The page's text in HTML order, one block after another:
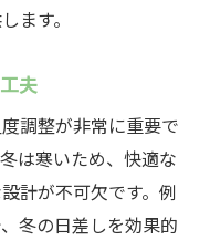
ます。
夫
調整が非常に重要で
は寒いため、快適な
計が不可欠です。例
冬の日差しを効果的